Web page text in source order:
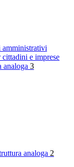
amministrativi
e imprese
analoga 3
analoga 2